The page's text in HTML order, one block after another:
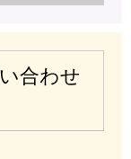
合わせ